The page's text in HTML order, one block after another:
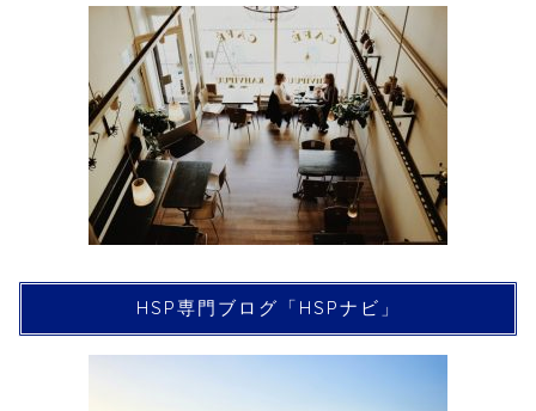
HSP専門ブログ「HSPナビ」